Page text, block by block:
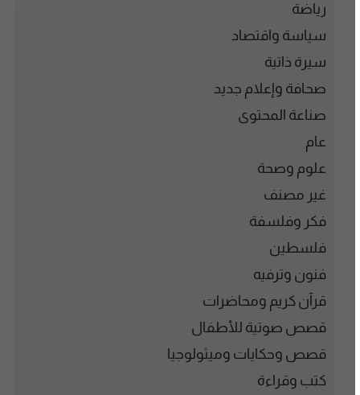
رياضة
سياسة واقتصاد
سيرة ذاتية
صحافة وإعلام جديد
صناعة المحتوى
عام
علوم وصحة
غير مصنف
فكر وفلسفة
فلسطين
فنون وترفيه
قرآن كريم ومحاضرات
قصص صوتية للأطفال
قصص وحكايات وميثولوجيا
كتب وقراءة